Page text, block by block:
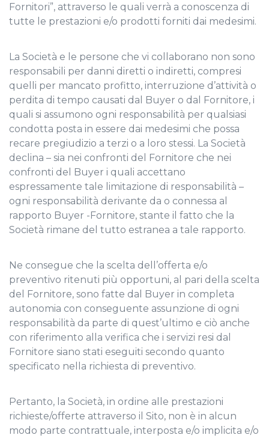
Fornitori”, attraverso le quali verrà a conoscenza di
tutte le prestazioni e/o prodotti forniti dai medesimi.
La Società e le persone che vi collaborano non sono
responsabili per danni diretti o indiretti, compresi
quelli per mancato profitto, interruzione d’attività o
perdita di tempo causati dal Buyer o dal Fornitore, i
quali si assumono ogni responsabilità per qualsiasi
condotta posta in essere dai medesimi che possa
recare pregiudizio a terzi o a loro stessi. La Società
declina – sia nei confronti del Fornitore che nei
confronti del Buyer i quali accettano
espressamente tale limitazione di responsabilità –
ogni responsabilità derivante da o connessa al
rapporto Buyer -Fornitore, stante il fatto che la
Società rimane del tutto estranea a tale rapporto.
Ne consegue che la scelta dell’offerta e/o
preventivo ritenuti più opportuni, al pari della scelta
del Fornitore, sono fatte dal Buyer in completa
autonomia con conseguente assunzione di ogni
responsabilità da parte di quest’ultimo e ciò anche
con riferimento alla verifica che i servizi resi dal
Fornitore siano stati eseguiti secondo quanto
specificato nella richiesta di preventivo.
Pertanto, la Società, in ordine alle prestazioni
richieste/offerte attraverso il Sito, non è in alcun
modo parte contrattuale, interposta e/o implicita e/o